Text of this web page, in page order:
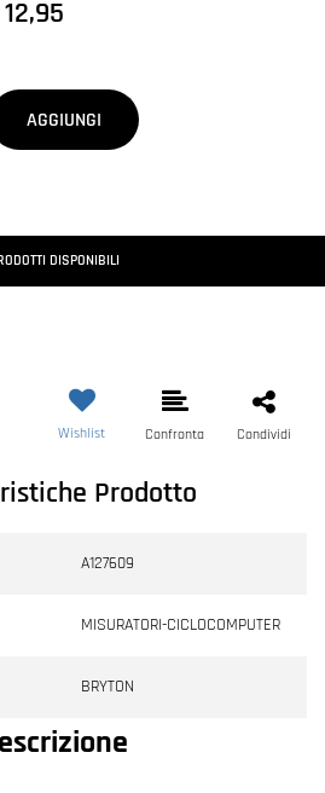
AGGIUNGI
DISPONIBILI
Wishlist Confronta Condividi
Prodotto
A127609
MISURATORI-CICLOCOMPUTER
BRYTON